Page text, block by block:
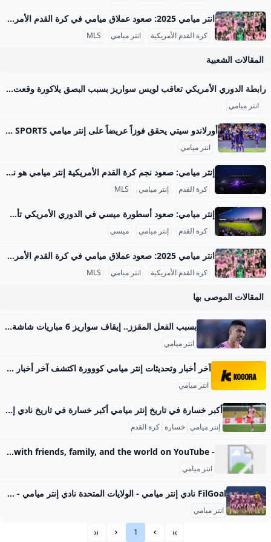
انتر ميامي 2025: صعود عملاق ميامي في كرة القدم الأمريكية انتر ميامي هو نادٍ رياضي حديث بدأ مشواره في الدوري الأمريكي للمحترفين (MLS) في موسم 2020، وقد تم تأسيسه في عام 2018 بمدينة ميامي بولاية فلوريدا. يمتلك النادي هوية متميزة تجمع بين الطابع اللاتيني الغني في ميامي وتأثيرات كرة القدم الأوروبية، وهو جزء من مشروع أكبر لتطوير كرة القدم في الجنوب الشرقي للولايات المتحدة. في مرحلته التأسيسية، استثمر فيه مجموعة من رجال الأعمال بقيادة ديفيد بيكهام، الذي يعد من أشهر نجوم كرة القدم العالميين السابقين، وهذا الأمر أعطى النادي زخماً إعلامياً كبيراً حتى قبل لعب أول مباراة له.
كرة القدم الأمريكية انتر ميامي MLS
المقالات الشعبية
رابطة الدوري الأمريكي تعاقب لويس سواريز بسبب البصق يلاكورة وقعت رابطة الدوري الأمريكي، عقوبة إيقاف جديدة على لويس سواريز لاعب إنتر ميامي، بعد المشاجرة مع أعضاء فريق سياتل ساوندرز، أدت إلى البصق. مباريات الغد كتب - محمد الحاوي 11:16 م 08/09/2025 واقعة بصق لويس سواريز تابعنا على وقعت رابطة الدوري الأمريكي، عقوبة إيقاف جديدة على لويس سواريز لاعب إنتر ميامي، بعد المشاجرة مع أعضاء فريق سياتل ساوندرز، أدت إلى البصق. إنتر ميامي خسر مباراة ضد سياتل ساوندرز (0-3)، في مباراة أقيمت الأسبوع الماضي، والتي شهدت حدوث مشاجرة بعد اللقاء، قام خلالها لويس سواريز بالبصق على مدرب الفريق المكسيكي.
انتر ميامي
أورلاندو سيتي يحقق فوزاً عريضاً على إنتر ميامي beIN SPORTS ‘خسر إنتر ميامي بغياب نجمه الأرجنتيني ليونيل ميسي ديربي فلوريدا أمام جاره اللدود مضيفه أورلاندو سيتي أس سي 1-4 على ملعب “إنتر أند كو ستاديوم” الأحد، أمام أكثر من 25 ألف متفرج في الدوري الأميركي لكرة القدم (أم أل أس).’ خسر إنتر ميامي بغياب نجمه الأرجنتيني ليونيل ميسي ديربي فلوريدا أمام جاره اللدود مضيفه أورلاندو سيتي أس سي 1-4 على ملعب “إنتر أند كو ستاديوم” الأحد، أمام أكثر من 25 ألف متفرج في الدوري الأميركي لكرة القدم (أم أل أس).
انتر ميامي
إنتر ميامي: صعود نجم كرة القدم الأمريكية إنتر ميامي هو نادي كرة قدم حديث النشأة تأسس عام 2018، وهو يمثل مدينة ميامي الأمريكية في دوري كرة القدم الأمريكي Major League Soccer (MLS). الفريق ينتمي إلى فئة الأندية الطموحة التي تسعى لإحداث تأثير كبير على مستوى كرة القدم في الولايات المتحدة والدوري الأمريكي على الخصوص. يمتلك النادي تاريخًا حافلًا رغم حداثة تأسيسه، مع انضمام نجوم عالميين مثل ليونيل ميسي في 2023، مما رفع من قيمة النادي وشهرته بشكل كبير.
كرة القدم إنتر ميامي MLS
إنتر ميامي: صعود أسطورة ميسي في الدوري الأمريكي تأسيس وإنطلاقة إنتر ميامي تأسس نادي إنتر ميامي في 2018 بأيدي النجم الإنجليزي ديفيد بيكهام وشركائه، وكان الهدف من إنشائه أن يكون فريق كرة قدم يعكس التنوع الثقافي لميامي، المدينة التي تمزج بين ثقافات أمريكا اللاتينية وأمريكا الشمالية. بدأ الفريق مشاركاته الرسمية في دوري MLS في عام 2020، في موسم كان استثنائياً بسبب جائحة كوفيد-19، التي تسببت في تأجيل وإنهاء بعض المباريات مبكراً. بالرغم من البداية الصعبة التي صاحبتها إصابات وتغيرات في قائمة اللاعبين، تمكن الفريق من حجز مكان له وسط فرق الدوري المحلية بسرعة، مما أثار فضول الجماهير بشكل متزايد.
كرة القدم إنتر ميامي ميسي
انتر ميامي 2025: صعود عملاق ميامي في كرة القدم الأمريكية انتر ميامي هو نادٍ رياضي حديث بدأ مشواره في الدوري الأمريكي للمحترفين (MLS) في موسم 2020، وقد تم تأسيسه في عام 2018 بمدينة ميامي بولاية فلوريدا. يمتلك النادي هوية متميزة تجمع بين الطابع اللاتيني الغني في ميامي وتأثيرات كرة القدم الأوروبية، وهو جزء من مشروع أكبر لتطوير كرة القدم في الجنوب الشرقي للولايات المتحدة. في مرحلته التأسيسية، استثمر فيه مجموعة من رجال الأعمال بقيادة ديفيد بيكهام، الذي يعد من أشهر نجوم كرة القدم العالميين السابقين، وهذا الأمر أعطى النادي زخماً إعلامياً كبيراً حتى قبل لعب أول مباراة له.
كرة القدم الأمريكية انتر ميامي MLS
المقالات الموصى بها
بسبب الفعل المقزز.. إيقاف سواريز 6 مباريات شاشة تلقى لويس سواريز، لاعب فريق إنتر ميامي الأميركي لكرة القدم، عقوبة الإيقاف لـ6 مباريات بعدما قام بالبصق على مدرب سياتل ساوندرز في نهاية المباراة التي خسرها إنت 4d 23h تلقى لويس سواريز، لاعب فريق إنتر ميامي الأميركي لكرة القدم، عقوبة الإيقاف لـ6 مباريات بعدما قام بالبصق على مدرب سياتل ساوندرز في نهاية المباراة التي خسرها إنتر ميامي بثلاثية نظيفة في نهائي كأس الدوريات، الأحد الماضي. كما تم إيقاف سيرخيو بوسكيتس وتوماس أفيلس، ثنائي انتر ميامي بسبب مشاركتهما في الشجار، إلى جانب ستيفين لينهارت ، عضو الجهاز الفني لفريق ساوندرز.
انتر ميامي
آخر أخبار وتحديثات إنتر ميامي كووورة اكتشف آخر أخبار وتحديثات فريق إنتر ميامي، من شائعات الانتقالات والقصص العاجلة إلى نتائج المباريات، لدينا التغطية الكاملة! الدوري الأمريكيعقوبة جديدة ضد سواريز15:568 سبتمبر 2025الدوري الأمريكيسواريز يعتذر عن فعله المشين05:525 سبتمبر 2025ليونيل ميسيميسي يواسي نفسه بعد خيبة ثقيلة17:031 سبتمبر 2025سياتل ساوندرز ضد إنتر ميامي حلم ميسي يتبدد.. سياتل ساوندرز يصعق إنتر ميامي ويتوج بكأس الرابطتين02:271 سبتمبر 2025كأس الدوريات الأمريكيةجدول مباريات وترتيب مجموعة إنتر ميامي في كأس الدوريات 2025 .. والقنوات الناقلةكل ما تريد معرفته عن مباريات إنتر ميامي في كأس الدوريات الأمريكية 202501:141 سبتمبر 2025سياتل ساوندرز ضد إنتر مياميميسي يستهدف لقبه الثاني في كأس الرابطتين04:2830 أغسطس 2025إنتر ميامي ضد أورلاندو سيتي سجل ثنائية.
انتر ميامي
أكبر خسارة في تاريخ إنتر ميامي أكبر خسارة في تاريخ نادي إنتر ميامي حدثت في الدوري الأمريكي لكرة القدم (MLS) عندما خسر الفريق بنتيجة 0-5 أمام نيو إنجلاند ريفولوشن في يوليو 2022. كما تعرض الفريق لخسائر ثقيلة أخرى منها خسارة 5-1 أمام أوستن إف سي في مارس 2022، وخسارة 5-1 أمام ناشفيل في سبتمبر 2021. ومؤخرًا، في كأس العالم للأندية 2025، تعرض إنتر ميامي لهزيمة ثقيلة بنتيجة 0-4 أمام باريس سان جيرمان، وهي تعتبر واحدة من أسوأ الهزائم التي تلقاها الفريق خلال مشاركاته الدولية، ولكنها ليست الأكبر في مسيرة الفريق على المستوى المحلي.
إنتر ميامي خسارة كرة القدم
- YouTube Enjoy the videos and music you love, upload original content, and share it all with friends, family, and the world on YouTube.
انتر ميامي
FilGoal نادي إنتر ميامي - الولايات المتحدة نادي إنتر ميامي - الولايات المتحدة الرئيسية أخبار مباريات ميركاتو فانتازي في الجول مسابقة التوقعات فيديوهات عدسات آراء حرة ركن الألعاب الدوري المصري الدوري الإنجليزي الممتاز الدوري الإسباني الدوري الإيطالي الدوري الفرنسي الدوري الألماني الدوري السعودي للمحترفين دوري أبطال إفريقيا كأس الكونفدرالية دوري أبطال أوروبا كل البطولات الكرة المصرية الدوري المصري الكرة الأوروبية الكرة الإفريقية منتخب مصر سعودي في الجول الدوري الإنجليزي الدوري الإسباني دوري أبطال أوروبا القسم الثاني رياضات أخرى
انتر ميامي
««
«
1
»
»»